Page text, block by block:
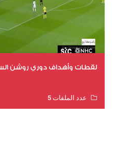
لقطات وأهداف دوري روشن
عدد الملفات 5